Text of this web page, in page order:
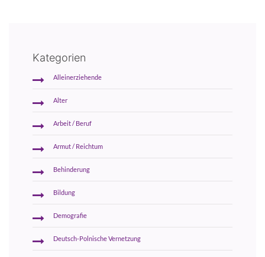
Kategorien
Alleinerziehende
Alter
Arbeit / Beruf
Armut / Reichtum
Behinderung
Bildung
Demografie
Deutsch-Polnische Vernetzung